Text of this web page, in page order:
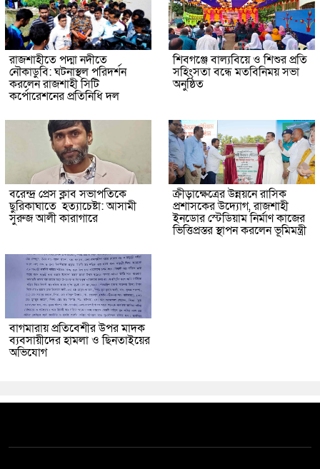
রাজশাহীতে পদ্মা নদীতে
নৌকাডুবি: ঘটনাস্থল পরিদর্শন
করলেন রাজশাহী সিটি
কর্পোরেশনের প্রতিনিধি দল
শিবগঞ্জে বাল্যবিয়ে ও শিশুর প্রতি
সহিংসতা বন্ধে মতবিনিময় সভা
অনুষ্ঠিত
বরেন্দ্র প্রেস ক্লাব সভাপতিকে
ছুরিকাঘাতে হত্যাচেষ্টা: আসামী
সুরুজ আলী কারাগারে
ক্রীড়াক্ষেত্রের উন্নয়নে রাসিক
প্রশাসকের উদ্যোগ, রাজশাহী
ইনডোর স্টেডিয়াম নির্মাণ কাজের
ভিত্তিপ্রস্তর স্থাপন করলেন ভূমিমন্ত্রী
বাগমারায় প্রতিবেশীর উপর মাদক
ব্যবসায়ীদের হামলা ও ছিনতাইয়ের
অভিযোগ